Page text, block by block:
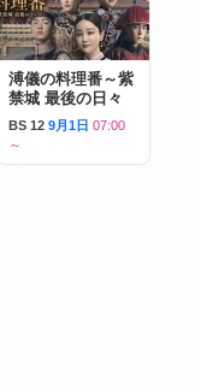
溥儀の料理番～紫
禁城 最後の日々
BS 12 9月1日 07:00
～